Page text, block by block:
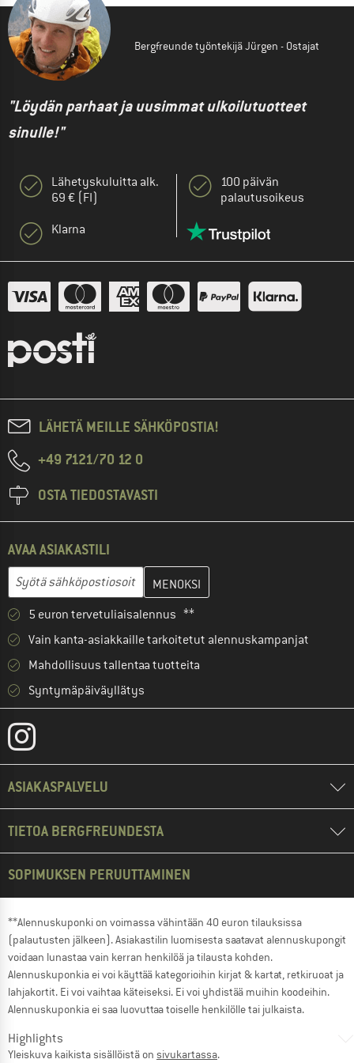
Bergfreunde työntekijä Jürgen - Ostajat
"Löydän parhaat ja uusimmat ulkoilutuotteet
sinulle!"
Lähetyskuluitta alk.
69 € (FI)
Klarna
100 päivän
palautusoikeus
LÄHETÄ MEILLE SÄHKÖPOSTIA!
+49 7121/70 12 0
OSTA TIEDOSTAVASTI
AVAA ASIAKASTILI
Sähköpostiosoite
Anna sähköpostiosoitteesi ja luo seuraavassa vaiheessa
5 euron tervetuliaisalennus **
Vain kanta-asiakkaille tarkoitetut alennuskampanjat
Mahdollisuus tallentaa tuotteita
Syntymäpäiväyllätys
ASIAKASPALVELU
TIETOA BERGFREUNDESTA
SOPIMUKSEN PERUUTTAMINEN
**Alennuskuponki on voimassa vähintään 40 euron tilauksissa
(palautusten jälkeen). Asiakastilin luomisesta saatavat alennuskupongit
voidaan lunastaa vain kerran henkilöä ja tilausta kohden.
Alennuskuponkia ei voi käyttää kategorioihin kirjat & kartat, retkiruoat ja
lahjakortit. Ei voi vaihtaa käteiseksi. Ei voi yhdistää muihin koodeihin.
Alennuskuponkia ei saa luovuttaa toiselle henkilölle tai julkaista.
Highlights
Yleiskuva kaikista sisällöistä on sivukartassa.